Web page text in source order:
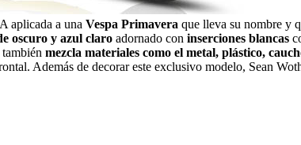
aplicada a una Vespa Primavera que lleva su nombre y
oscuro y azul claro adornado con inserciones blancas
mezcla materiales como el metal, plástico,
Además de decorar este exclusivo modelo, Sean